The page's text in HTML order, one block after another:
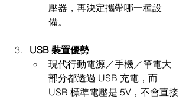
壓器，再決定攜帶哪一種設
備。
USB 裝置優勢
現代行動電源／手機／筆電大
部分都透過 USB 充電，而
USB 標準電壓是 5V，不會直接